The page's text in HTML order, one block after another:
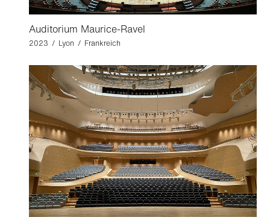
Auditorium Maurice-Ravel
2023 / Lyon / Frankreich